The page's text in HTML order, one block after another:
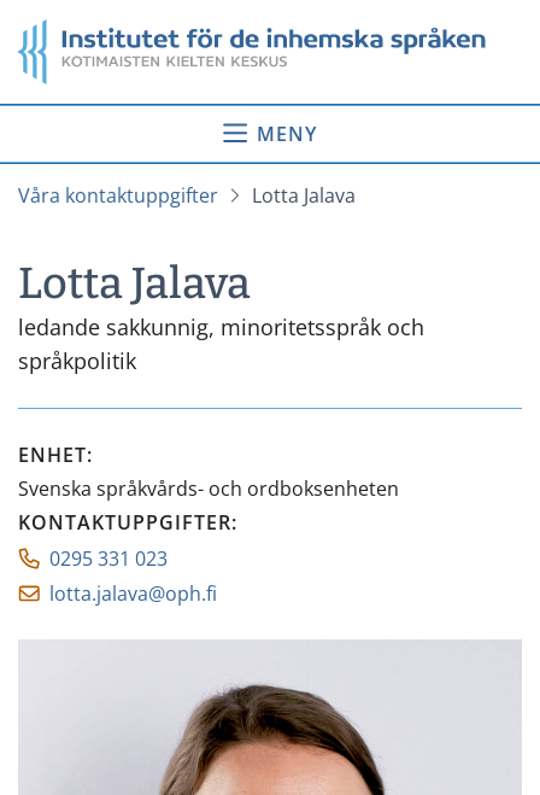
till
innehåll
Startsida
MENY
Våra kontaktuppgifter Lotta Jalava
Lotta Jalava
ledande sakkunnig, minoritetsspråk och
språkpolitik
ENHET:
Svenska språkvårds- och ordboksenheten
KONTAKTUPPGIFTER:
0295 331 023
lotta.jalava@oph.fi